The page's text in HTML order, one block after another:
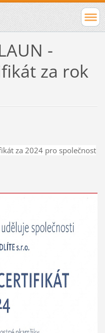
-
za rok
za 2024 pro společnost